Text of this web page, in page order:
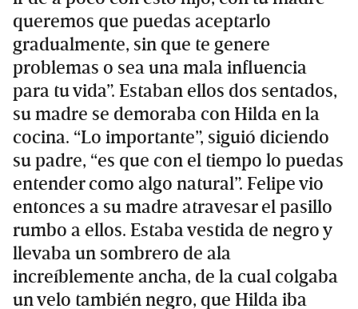
queremos que puedas aceptarlo
gradualmente, sin que te genere
problemas o sea una mala influencia
para tu vida”. Estaban ellos dos sentados,
su madre se demoraba con Hilda en la
cocina. “Lo importante”, siguió diciendo
su padre, “es que con el tiempo lo puedas
entender como algo natural”. Felipe vio
entonces a su madre atravesar el pasillo
rumbo a ellos. Estaba vestida de negro y
llevaba un sombrero de ala
increíblemente ancha, de la cual colgaba
un velo también negro, que Hilda iba